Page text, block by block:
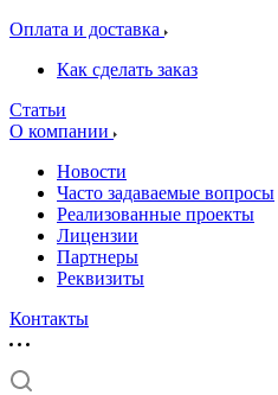
Оплата и доставка
Как сделать заказ
Статьи
О компании
Новости
Часто задаваемые вопросы
Реализованные проекты
Лицензии
Партнеры
Реквизиты
Контакты